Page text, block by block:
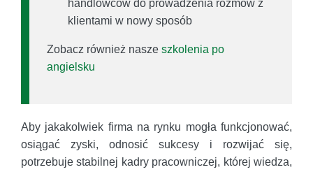
handlowców do prowadzenia rozmów z
klientami w nowy sposób
Zobacz również nasze szkolenia po
angielsku
Aby jakakolwiek firma na rynku mogła funkcjonować,
osiągać zyski, odnosić sukcesy i rozwijać się,
potrzebuje stabilnej kadry pracowniczej, której wiedza,